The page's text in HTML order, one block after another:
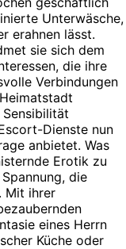
Unterwäsche,
erahnen lässt.
sie sich dem
die ihre
Verbindungen
Dienste nun
anbietet. Was
Erotik zu
die
Mit ihrer
eines Herrn
Küche oder